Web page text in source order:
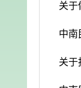
关于
中南
关于